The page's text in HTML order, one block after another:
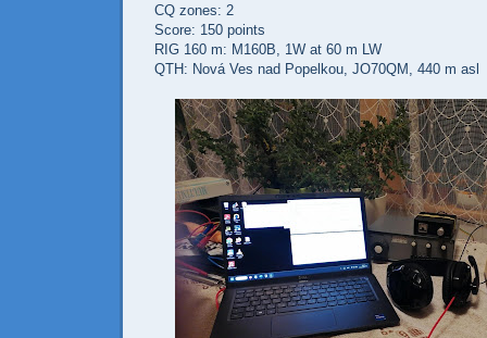
CQ zones: 2
Score: 150 points
RIG 160 m: M160B, 1W at 60 m LW
QTH: Nová Ves nad Popelkou, JO70QM, 440 m asl